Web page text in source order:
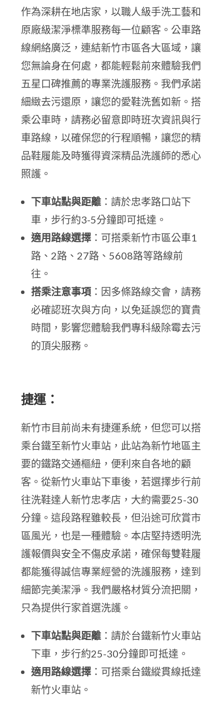
作為深耕在地店家，以職人級手洗工藝和
原廠級潔淨標準服務每一位顧客。公車路
線網絡廣泛，連結新竹市區各大區域，讓
您無論身在何處，都能輕鬆前來體驗我們
五星口碑推薦的專業洗護服務。我們承諾
細緻去污還原，讓您的愛鞋洗舊如新。搭
乘公車時，請務必留意即時班次資訊與行
車路線，以確保您的行程順暢，讓您的精
品鞋履能及時獲得資深精品洗護師的悉心
照護。
下車站點與距離 ：請於忠孝路口站下
車，步行約3-5分鐘即可抵達。
適用路線選擇 ：可搭乘新竹市區公車1
路、2路、27路、5608路等路線前
往。
搭乘注意事項 ：因多條路線交會，請務
必確認班次與方向，以免延誤您的寶貴
時間，影響您體驗我們專科級除霉去污
的頂尖服務。
捷運：
新竹市目前尚未有捷運系統，但您可以搭
乘台鐵至新竹火車站，此站為新竹地區主
要的鐵路交通樞紐，便利來自各地的顧
客。從新竹火車站下車後，若選擇步行前
往洗鞋達人新竹忠孝店，大約需要25-30
分鐘。這段路程雖較長，但沿途可欣賞市
區風光，也是一種體驗。本店堅持透明洗
護報價與安全不傷皮承諾，確保每雙鞋履
都能獲得誠信專業經營的洗護服務，達到
細節完美潔淨。我們嚴格材質分流把關，
只為提供行家首選洗護。
下車站點與距離 ：請於台鐵新竹火車站
下車，步行約25-30分鐘即可抵達。
適用路線選擇 ：可搭乘台鐵縱貫線抵達
新竹火車站。